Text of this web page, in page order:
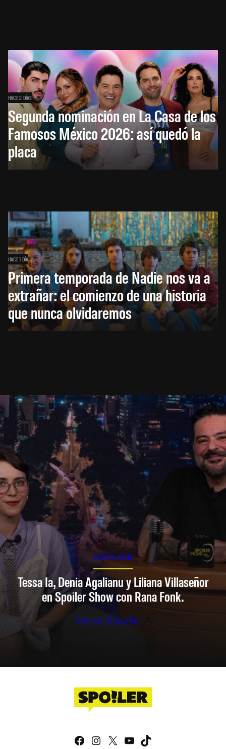
HACE 2 DÍAS
Segunda nominación en La Casa de los
Famosos México 2026: así quedó la
placa
HACE 1 DÍA
Primera temporada de Nadie nos va a
extrañar: el comienzo de una historia
que nunca olvidaremos
SPOILER SHOW
Tessa Ia, Denia Agalianu y Liliana Villaseñor
en Spoiler Show con Rana Fonk.
Ver en Youtube
Facebook
Instagram
X YouTube